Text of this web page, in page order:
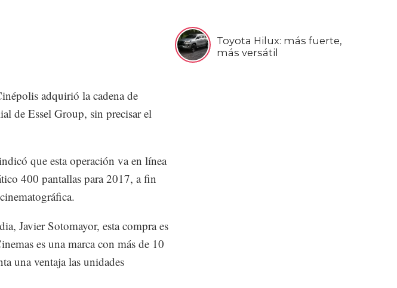
Toyota Hilux: más fuerte,
más versátil
adquirió la cadena de
de Essel Group, sin precisar el
que esta operación va en línea
400 pantallas para 2017, a fin
Javier Sotomayor, esta compra es
es una marca con más de 10
una ventaja las unidades